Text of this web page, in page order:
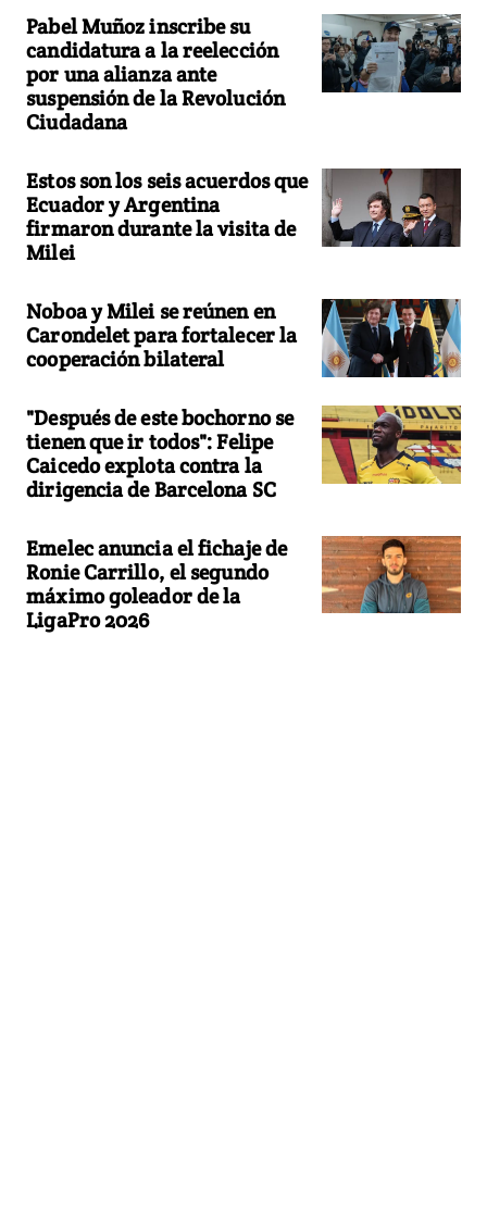
Pabel Muñoz inscribe su
candidatura a la reelección
por una alianza ante
suspensión de la Revolución
Ciudadana
Estos son los seis acuerdos que
Ecuador y Argentina
firmaron durante la visita de
Milei
Noboa y Milei se reúnen en
Carondelet para fortalecer la
cooperación bilateral
"Después de este bochorno se
tienen que ir todos": Felipe
Caicedo explota contra la
dirigencia de Barcelona SC
Emelec anuncia el fichaje de
Ronie Carrillo, el segundo
máximo goleador de la
LigaPro 2026